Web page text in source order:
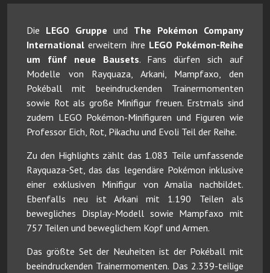
Die LEGO Gruppe und The Pokémon Company
International erweitern ihre LEGO Pokémon-Reihe
um fünf neue Bausets. Fans dürfen sich auf
Modelle von Rayquaza, Arkani, Mampfaxo, den
Pokéball mit beeindruckenden Trainermomenten
sowie Rot als große Minifigur freuen. Erstmals sind
zudem LEGO Pokémon-Minifiguren und Figuren wie
Professor Eich, Rot, Pikachu und Evoli Teil der Reihe.
Zu den Highlights zählt das 1.083 Teile umfassende
Rayquaza-Set, das das legendäre Pokémon inklusive
einer exklusiven Minifigur von Amalia nachbildet.
Ebenfalls neu ist Arkani mit 1.190 Teilen als
bewegliches Display-Modell sowie Mampfaxo mit
757 Teilen und beweglichem Kopf und Armen.
Das größte Set der Neuheiten ist der Pokéball mit
beeindruckenden Trainermomenten. Das 2.339-teilige